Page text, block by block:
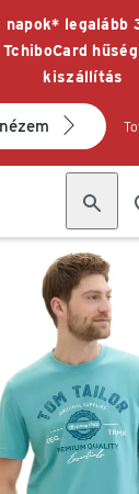
legalább
kiszállítás